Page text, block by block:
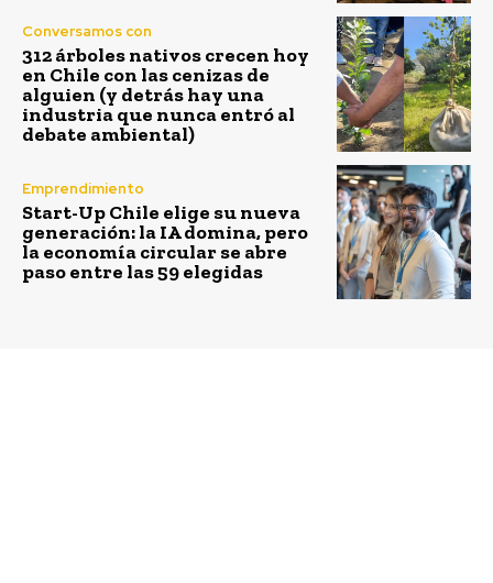
Conversamos con
312 árboles nativos crecen hoy
en Chile con las cenizas de
alguien (y detrás hay una
industria que nunca entró al
debate ambiental)
Emprendimiento
Start-Up Chile elige su nueva
generación: la IA domina, pero
la economía circular se abre
paso entre las 59 elegidas